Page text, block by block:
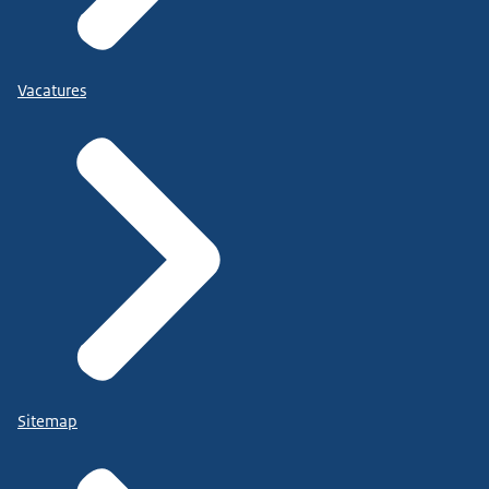
Vacatures
Sitemap